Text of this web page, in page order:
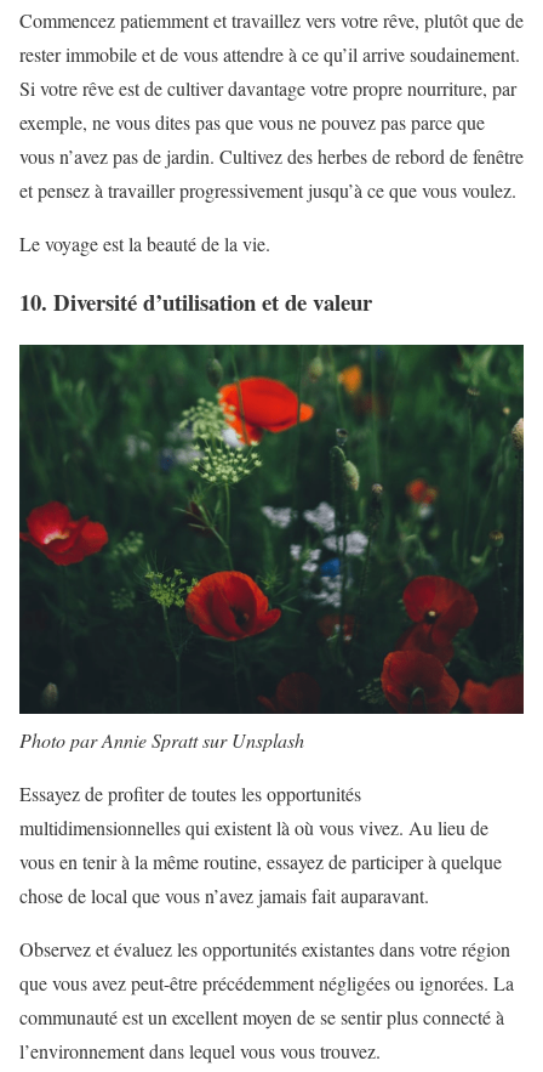
Commencez patiemment et travaillez vers votre rêve, plutôt que de
rester immobile et de vous attendre à ce qu’il arrive soudainement.
Si votre rêve est de cultiver davantage votre propre nourriture, par
exemple, ne vous dites pas que vous ne pouvez pas parce que
vous n’avez pas de jardin. Cultivez des herbes de rebord de fenêtre
et pensez à travailler progressivement jusqu’à ce que vous voulez.
Le voyage est la beauté de la vie.
10. Diversité d’utilisation et de valeur
Photo par Annie Spratt sur Unsplash
Essayez de profiter de toutes les opportunités
multidimensionnelles qui existent là où vous vivez. Au lieu de
vous en tenir à la même routine, essayez de participer à quelque
chose de local que vous n’avez jamais fait auparavant.
Observez et évaluez les opportunités existantes dans votre région
que vous avez peut-être précédemment négligées ou ignorées. La
communauté est un excellent moyen de se sentir plus connecté à
l’environnement dans lequel vous vous trouvez.